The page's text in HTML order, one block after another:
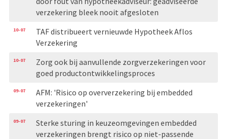
verzekering bleek nooit afgesloten
10-07
TAF distribueert vernieuwde Hypotheek Aflos
Verzekering
10-07
Zorg ook bij aanvullende zorgverzekeringen voor
goed productontwikkelingsproces
09-07
AFM: 'Risico op oververzekering bij embedded
verzekeringen'
09-07
Sterke sturing in keuzeomgevingen embedded
verzekeringen brengt risico op niet-passende